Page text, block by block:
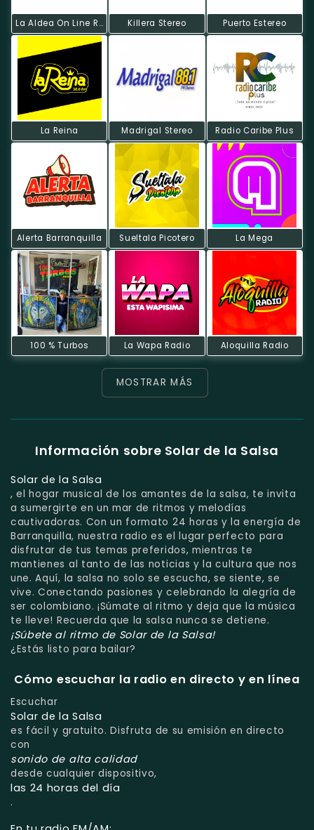
La Aldea On Line Radio Killera Stereo Puerto Estereo
La Reina Madrigal Stereo Radio Caribe Plus
Alerta Barranquilla Sueltala Picotero La Mega
100 % Turbos La Wapa Radio Aloquilla Radio
MOSTRAR MÁS
Información sobre Solar de la Salsa
Solar de la Salsa
, el hogar musical de los amantes de la salsa, te invita
a sumergirte en un mar de ritmos y melodías
cautivadoras. Con un formato 24 horas y la energía de
Barranquilla, nuestra radio es el lugar perfecto para
disfrutar de tus temas preferidos, mientras te
mantienes al tanto de las noticias y la cultura que nos
une. Aquí, la salsa no solo se escucha, se siente, se
vive. Conectando pasiones y celebrando la alegría de
ser colombiano. ¡Súmate al ritmo y deja que la música
te lleve! Recuerda que la salsa nunca se detiene.
¡Súbete al ritmo de Solar de la Salsa!
¿Estás listo para bailar?
Cómo escuchar la radio en directo y en línea
Escuchar
Solar de la Salsa
es fácil y gratuito. Disfruta de su emisión en directo
con
sonido de alta calidad
desde cualquier dispositivo,
las 24 horas del día
.